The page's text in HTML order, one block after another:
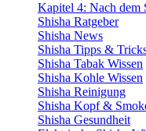
Kapitel 4: Nach dem
Shisha Ratgeber
Shisha News
Shisha Tipps &
Shisha Tabak Wissen
Shisha Kohle Wissen
Shisha Reinigung
Shisha Kopf &
Shisha Gesundheit